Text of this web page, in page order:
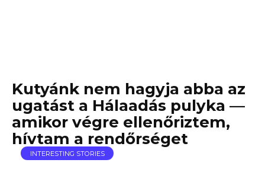
Kutyánk nem hagyja abba az
ugatást a Hálaadás pulyka —
amikor végre ellenőriztem,
hívtam a rendőrséget
INTERESTING STORIES